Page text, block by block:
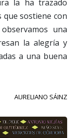
la ha trazado
sostiene con
una
la alegría y
a una buena
AURELIANO SÁINZ